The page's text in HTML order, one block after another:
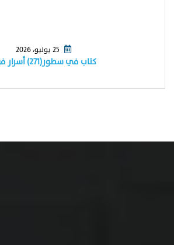
كتاب في سطور(٢٧١) أسرار فن…